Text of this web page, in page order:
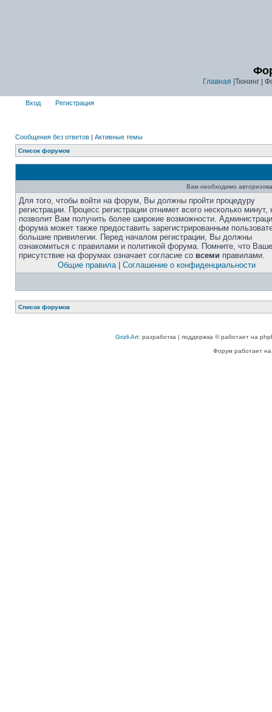
Главная |Тюнинг |
Вход Регистрация
Сообщения без ответов | Активные темы
Список форумов
Вам необходимо
Для того, чтобы войти на форум, Вы должны пройти процедуру
регистрации. Процесс регистрации отнимет всего несколько минут,
позволит Вам получить более широкие возможности.
форума может также предоставить зарегистрированным
большие привилегии. Перед началом регистрации, Вы должны
ознакомиться с правилами и политикой форума. Помните, что Ваше
присутствие на форумах означает согласие со всеми правилами.
Общие правила| Соглашение о конфиденциальности
Список форумов
Grizli-Art: разработка | поддержка © работает на
Форум работает